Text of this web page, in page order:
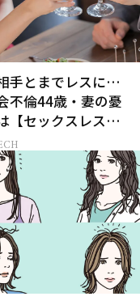
手とまでレスに…
不倫44歳・妻の憂
【セックスレス
CITY -女たちの